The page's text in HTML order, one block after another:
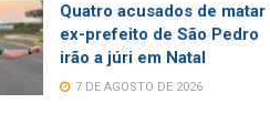
Quatro acusados de matar
ex-prefeito de São Pedro
irão a júri em Natal
7 DE AGOSTO DE 2026